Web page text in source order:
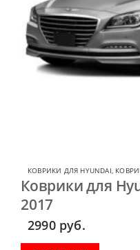
КОВРИКИ ДЛЯ HYUNDAI
Коврики для
2017
2990 руб.